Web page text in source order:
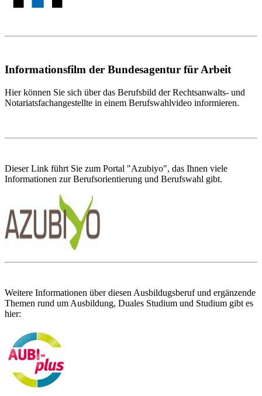
Informationsfilm der Bundesagentur für Arbeit
Hier können Sie sich über das Berufsbild der Rechtsanwalts- und
Notariatsfachangestellte in einem Berufswahlvideo informieren.
Dieser Link führt Sie zum Portal "Azubiyo", das Ihnen viele
Informationen zur Berufsorientierung und Berufswahl gibt.
Weitere Informationen über diesen Ausbildugsberuf und ergänzende
Themen rund um Ausbildung, Duales Studium und Studium gibt es
hier: